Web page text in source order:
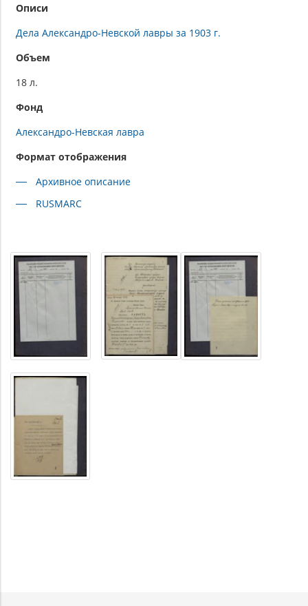
Описи
Дела Александро-Невской лавры за 1903 г.
Объем
18 л.
Фонд
Александро-Невская лавра
Формат отображения
Архивное описание
RUSMARC